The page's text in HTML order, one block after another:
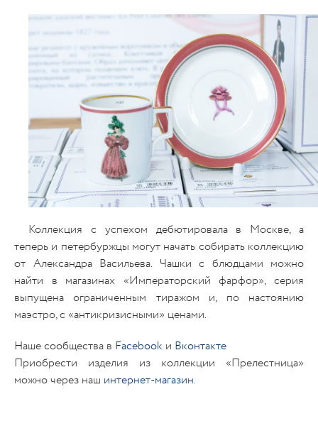
Коллекция с успехом дебютировала в Москве, а
теперь и петербуржцы могут начать собирать коллекцию
от Александра Васильева. Чашки с блюдцами можно
найти в магазинах «Императорский фарфор», серия
выпущена ограниченным тиражом и, по настоянию
маэстро, c «антикризисными» ценами.
Наше сообщества в Facebook и Вконтакте
Приобрести изделия из коллекции «Прелестница»
можно через наш интернет-магазин.